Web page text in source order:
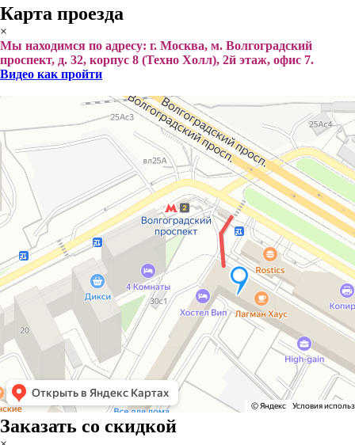
Карта проезда
×
Мы находимся по адресу: г. Москва, м. Волгоградский
проспект, д. 32, корпус 8 (Техно Холл), 2й этаж, офис 7.
Видео как пройти
Заказать со скидкой